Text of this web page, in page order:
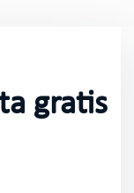
gratis